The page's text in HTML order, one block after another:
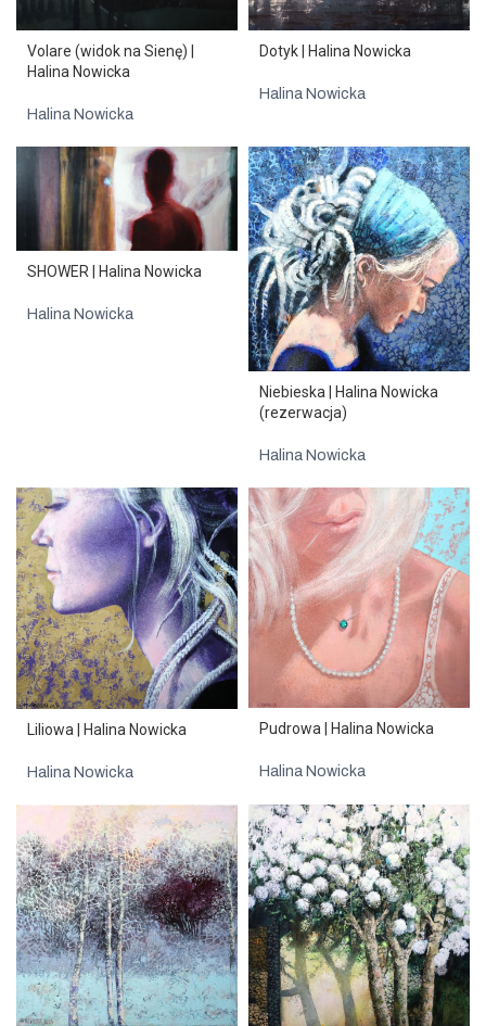
Volare (widok na Sienę) |
Halina Nowicka
Halina Nowicka
Dotyk | Halina Nowicka
Halina Nowicka
SHOWER | Halina Nowicka
Halina Nowicka
Niebieska | Halina Nowicka
(rezerwacja)
Halina Nowicka
Liliowa | Halina Nowicka
Halina Nowicka
Pudrowa | Halina Nowicka
Halina Nowicka